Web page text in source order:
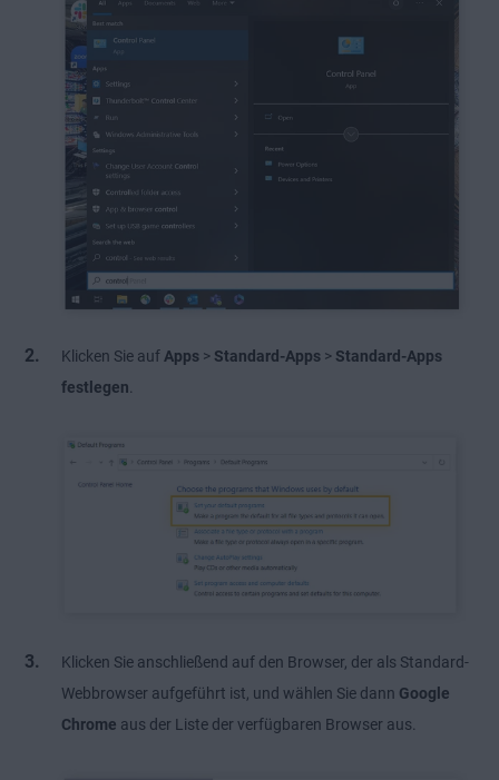
Klicken Sie aufApps > Standard-Apps > Standard-Apps
festlegen.
Klicken Sie anschließend auf den Browser, der als Standard-
Webbrowser aufgeführt ist, und wählen Sie dann Google
Chrome aus der Liste der verfügbaren Browser aus.